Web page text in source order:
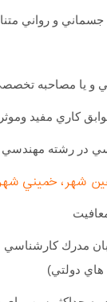
جسماني و رواني
شهر، خميني
دولتي)